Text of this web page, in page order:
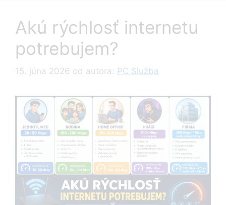
Akú rýchlosť internetu
potrebujem?
15. júna 2026 od autora: PC Služba